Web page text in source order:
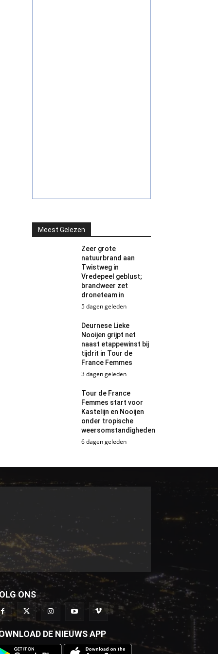
Meest Gelezen
Zeer grote
natuurbrand aan
Twistweg in
Vredepeel geblust;
brandweer zet
droneteam in
5 dagen geleden
Deurnese Lieke
Nooijen grijpt net
naast etappewinst bij
tijdrit in Tour de
France Femmes
3 dagen geleden
Tour de France
Femmes start voor
Kastelijn en Nooijen
onder tropische
weersomstandigheden
6 dagen geleden
ONS
DE NIEUWS APP